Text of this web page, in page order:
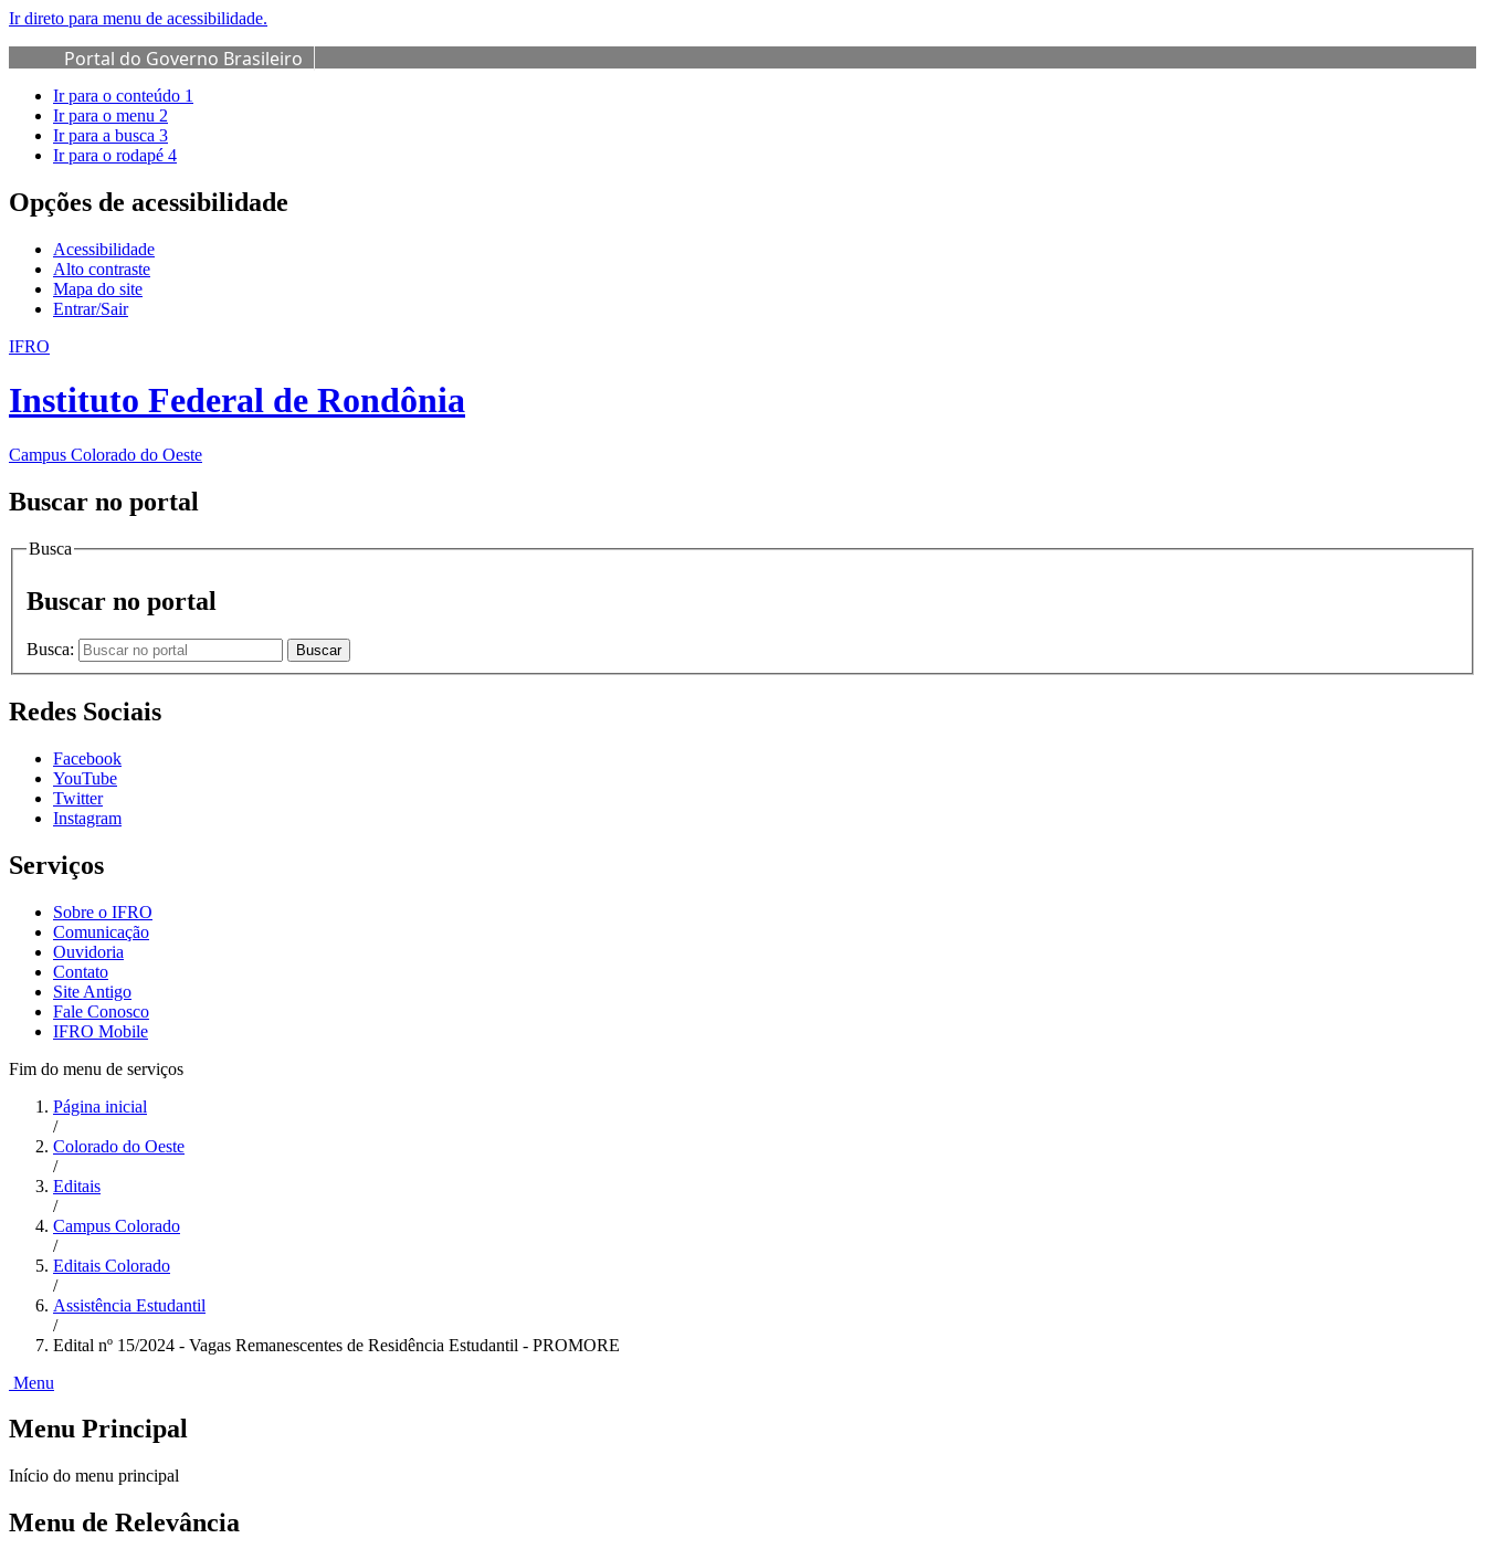
Ir direto para menu de acessibilidade.
Portal do Governo Brasileiro
Ir para o conteúdo 1
Ir para o menu 2
Ir para a busca 3
Ir para o rodapé 4
Opções de acessibilidade
Acessibilidade
Alto contraste
Mapa do site
Entrar/Sair
IFRO
Instituto Federal de Rondônia
Campus Colorado do Oeste
Buscar no portal
Busca
Buscar no portal
Busca: Buscar
Redes Sociais
Facebook
YouTube
Twitter
Instagram
Serviços
Sobre o IFRO
Comunicação
Ouvidoria
Contato
Site Antigo
Fale Conosco
IFRO Mobile
Fim do menu de serviços
Página inicial
/
Colorado do Oeste
/
Editais
/
Campus Colorado
/
Editais Colorado
/
Assistência Estudantil
/
Edital nº 15/2024 - Vagas Remanescentes de Residência Estudantil - PROMORE
Menu
Menu Principal
Início do menu principal
Menu de Relevância